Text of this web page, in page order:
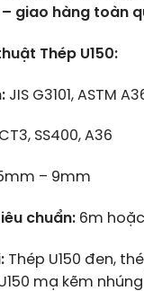
giao hàng toàn
Thép U150:
JIS G3101, ASTM
SS400, A36
– 9mm
chuẩn:6m
Thép U150 đen,
mạ kẽm